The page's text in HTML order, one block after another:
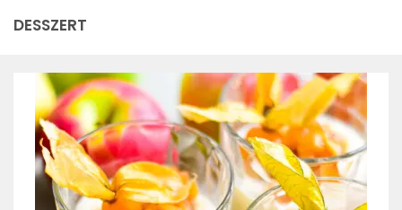
DESSZERT